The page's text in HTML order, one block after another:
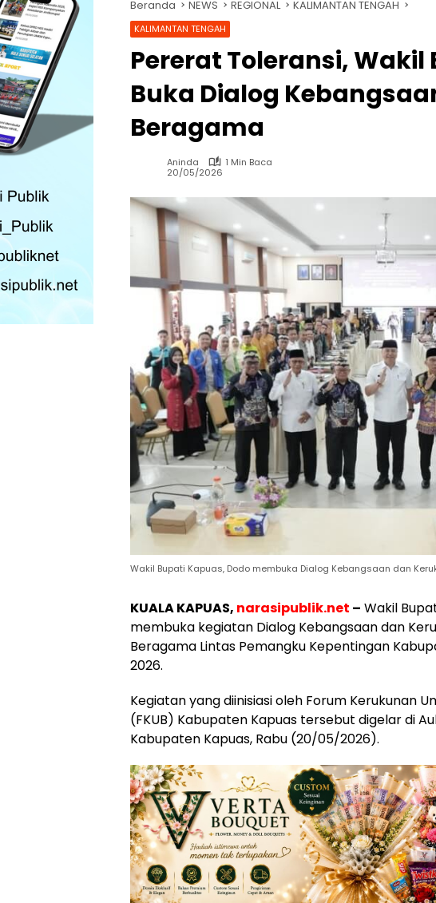
Beranda NEWS REGIONAL KALIMANTAN TENGAH
KALIMANTAN TENGAH
Pererat Toleransi,
Buka Dialog
Beragama
Aninda
1 Min Baca
20/05/2026
Wakil Bupati Kapuas, Dodo membuka Dialog Kebangsaan dan
KUALA KAPUAS, narasipublik.net – Wakil
membuka kegiatan Dialog Kebangsaan dan
Beragama Lintas Pemangku Kepentingan
2026.
Kegiatan yang diinisiasi oleh Forum Kerukunan
(FKUB) Kabupaten Kapuas tersebut digelar di
Kabupaten Kapuas, Rabu (20/05/2026).